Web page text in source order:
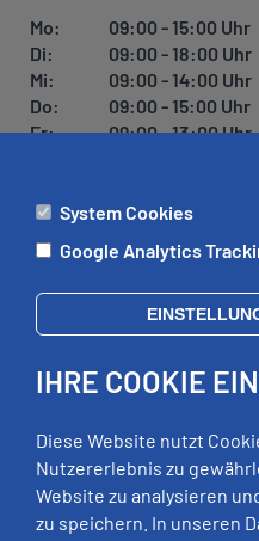
Mo:
09:00 - 15:00 Uhr
Di:
09:00 - 18:00 Uhr
Mi:
09:00 - 14:00 Uhr
Do:
09:00 - 15:00 Uhr
Fr:
09:00 - 13:00 Uhr
ÄMTER
Di:
09:00 - 12:00
Mi:
geschlossen
Fr:
09:00 - 12:00 Uhr
RECHTLICHES
System Cookies
Google Analytics
IHRE COOKIE
Diese Website nutzt
Nutzererlebnis zu
Website zu analysieren
zu speichern. In unseren